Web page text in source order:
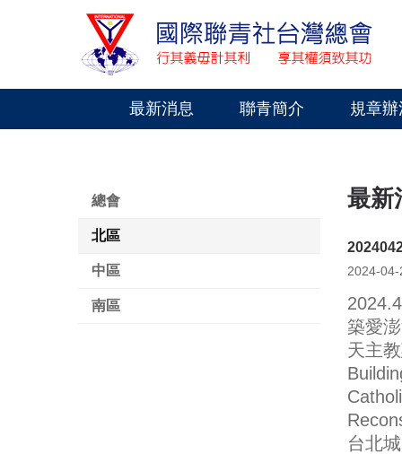
最新消息 聯青簡介 規章辦
總會
北區
中區
南區
最
2024-04-
築愛
天主
台北